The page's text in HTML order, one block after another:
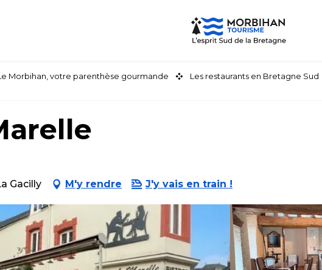
Morbihan, votre parenthèse gourmande Les restaurants en Bretagne Sud
Gacilly M'y rendre J'y vais en train !